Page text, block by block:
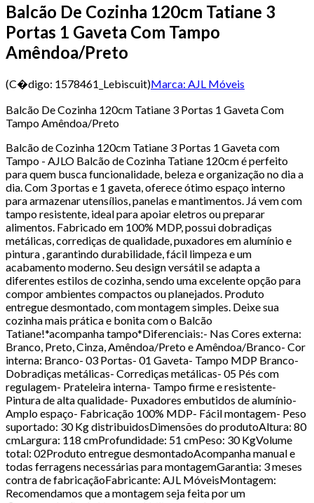
Balcão De Cozinha 120cm Tatiane 3
Portas 1 Gaveta Com Tampo
Amêndoa/Preto
(C�digo: 1578461_Lebiscuit)Marca: AJL Móveis
Balcão De Cozinha 120cm Tatiane 3 Portas 1 Gaveta Com
Tampo Amêndoa/Preto
Balcão de Cozinha 120cm Tatiane 3 Portas 1 Gaveta com
Tampo - AJLO Balcão de Cozinha Tatiane 120cm é perfeito
para quem busca funcionalidade, beleza e organização no dia a
dia. Com 3 portas e 1 gaveta, oferece ótimo espaço interno
para armazenar utensílios, panelas e mantimentos. Já vem com
tampo resistente, ideal para apoiar eletros ou preparar
alimentos. Fabricado em 100% MDP, possui dobradiças
metálicas, corrediças de qualidade, puxadores em alumínio e
pintura , garantindo durabilidade, fácil limpeza e um
acabamento moderno. Seu design versátil se adapta a
diferentes estilos de cozinha, sendo uma excelente opção para
compor ambientes compactos ou planejados. Produto
entregue desmontado, com montagem simples. Deixe sua
cozinha mais prática e bonita com o Balcão
Tatiane!*acompanha tampo*Diferenciais:- Nas Cores externa:
Branco, Preto, Cinza, Amêndoa/Preto e Amêndoa/Branco- Cor
interna: Branco- 03 Portas- 01 Gaveta- Tampo MDP Branco-
Dobradiças metálicas- Corrediças metálicas- 05 Pés com
regulagem- Prateleira interna- Tampo firme e resistente-
Pintura de alta qualidade- Puxadores embutidos de alumínio-
Amplo espaço- Fabricação 100% MDP- Fácil montagem- Peso
suportado: 30 Kg distribuidosDimensões do produtoAltura: 80
cmLargura: 118 cmProfundidade: 51 cmPeso: 30 KgVolume
total: 02Produto entregue desmontadoAcompanha manual e
todas ferragens necessárias para montagemGarantia: 3 meses
contra de fabricaçãoFabricante: AJL MóveisMontagem:
Recomendamos que a montagem seja feita por um